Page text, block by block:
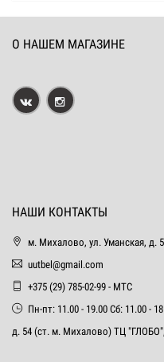
О НАШЕМ МАГАЗИНЕ
НАШИ КОНТАКТЫ
м. Михалово, ул. Уманская, д.
uutbel@gmail.com
+375 (29) 785-02-99 - МТС
Пн-пт: 11.00 - 19.00 Сб: 11.00 -
д. 54 (ст. м. Михалово) ТЦ